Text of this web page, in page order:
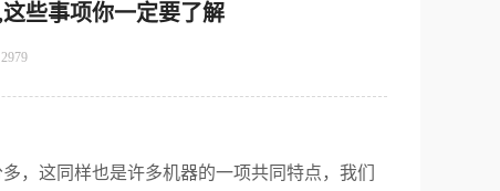
些事项你一定要了解
2979
，这同样也是许多机器的一项共同特点，我们